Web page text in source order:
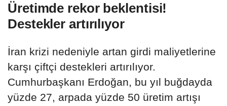
Üretimde rekor beklentisi!
Destekler artırılıyor
İran krizi nedeniyle artan girdi maliyetlerine
karşı çiftçi destekleri artırılıyor.
Cumhurbaşkanı Erdoğan, bu yıl buğdayda
yüzde 27, arpada yüzde 50 üretim artışı